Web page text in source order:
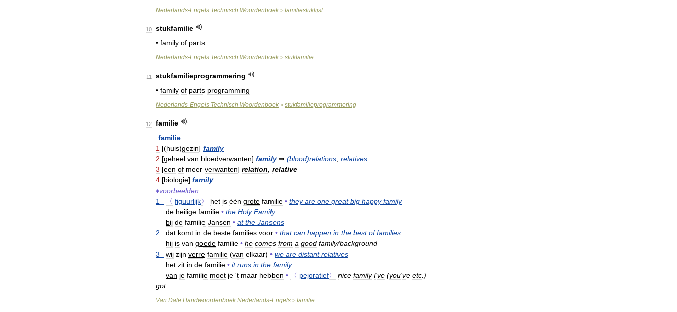
Nederlands-Engels Technisch Woordenboek > familiestuklijst
10
stukfamilie
• family of parts
Nederlands-Engels Technisch Woordenboek > stukfamilie
11
stukfamilieprogrammering
• family of parts programming
Nederlands-Engels Technisch Woordenboek > stukfamilieprogrammering
12
familie
familie
1 [(huis)gezin] family
2 [geheel van bloedverwanten] family⇒ (blood)relations relatives
3 [een of meer verwanten] relation, relative
4 [biologie] family
♦voorbeelden:
1
〈 figuurlijk〉 het is één grote familie • they are one great big happy family
de heilige familie • the Holy Family
bij de familie Jansen • at the Jansens
2
dat komt in de beste families voor • that can happen in the best of families
hij is van goede familie • he comes from a good family/background
3
wij zijn verre familie (van elkaar) • we are distant relatives
het zit in de familie • it runs in the family
van je familie moet je 't maar hebben • 〈 pejoratief〉 nice family I've (you've etc .)
got
Van Dale Handwoordenboek Nederlands-Engels > familie